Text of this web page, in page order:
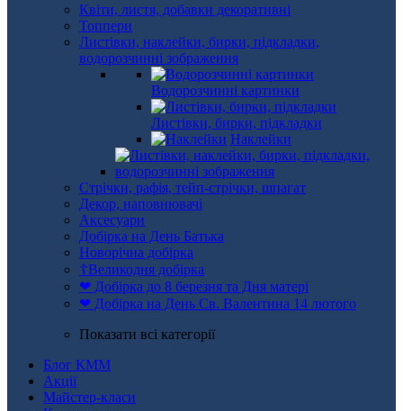
Квіти, листя, добавки декоративні
Топпери
Листівки, наклейки, бирки, підкладки,
водорозчинні зображення
Водорозчинні картинки
Листівки, бирки, підкладки
Наклейки
Стрічки, рафія, тейп-стрічки, шпагат
Декор, наповнювачі
Аксесуари
Добірка на День Батька
Новорічна добірка
☦Великодня добірка
❤ Добірка до 8 березня та Дня матері
❤ Добірка на День Св. Валентина 14 лютого
Показати всі категорії
Блог КММ
Акції
Майстер-класи